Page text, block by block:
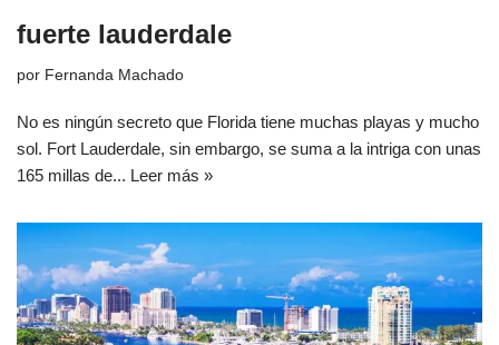
fuerte lauderdale
por Fernanda Machado
No es ningún secreto que Florida tiene muchas playas y mucho
sol. Fort Lauderdale, sin embargo, se suma a la intriga con unas
165 millas de... Leer más »